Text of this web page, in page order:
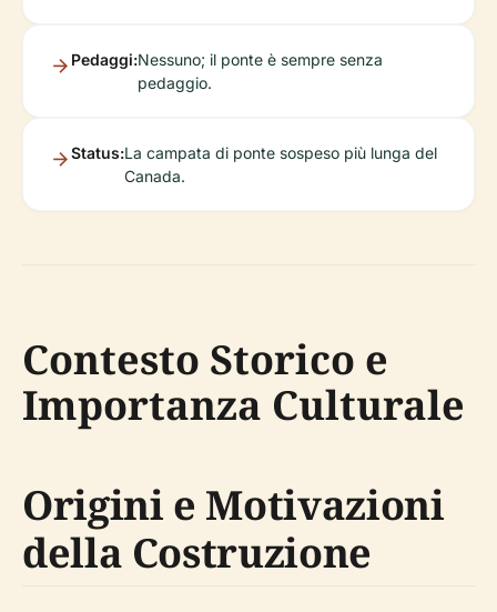
Pedaggi:Nessuno; il ponte è sempre senza
pedaggio.
Status:La campata di ponte sospeso più lunga del
Canada.
Contesto Storico e
Importanza Culturale
Origini e Motivazioni
della Costruzione